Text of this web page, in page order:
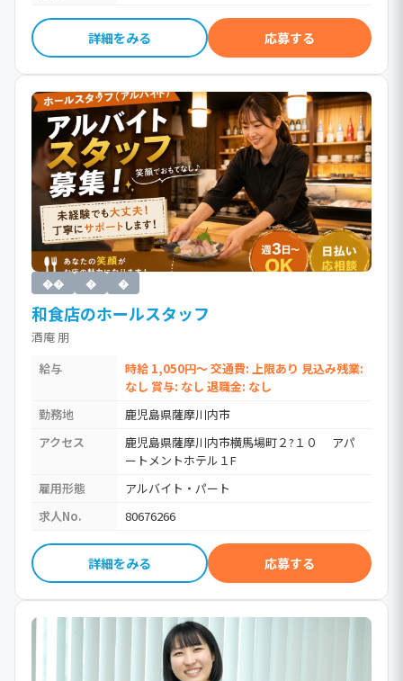
詳細をみる 応募する
�� � �
和食店のホールスタッフ
酒庵 朋
給与
時給 1,050円～ 交通費: 上限あり 見込み残業:
なし 賞与: なし 退職金: なし
勤務地
鹿児島県薩摩川内市
アクセス
鹿児島県薩摩川内市横馬場町２?１０ アパ
ートメントホテル１F
雇用形態
アルバイト・パート
求人No.
80676266
詳細をみる 応募する